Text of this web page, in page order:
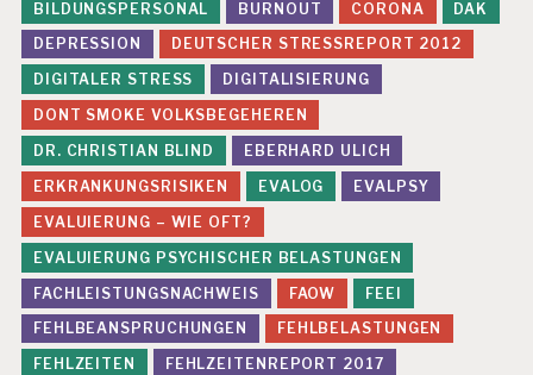
BILDUNGSPERSONAL BURNOUT CORONA
DAK
DEPRESSION
DEUTSCHER STRESSREPORT 2012
DIGITALER STRESS
DIGITALISIERUNG
DONT SMOKE VOLKSBEGEHEREN
DR. CHRISTIAN BLIND
EBERHARD ULICH
ERKRANKUNGSRISIKEN
EVALOG
EVALPSY
EVALUIERUNG – WIE OFT?
EVALUIERUNG PSYCHISCHER BELASTUNGEN
FACHLEISTUNGSNACHWEIS
FAOW
FEEI
FEHLBEANSPRUCHUNGEN
FEHLBELASTUNGEN
FEHLZEITEN
FEHLZEITENREPORT 2017